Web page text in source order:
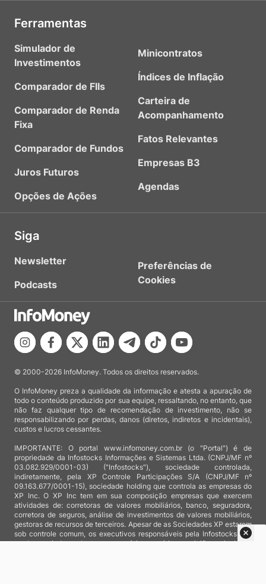
Ferramentas
Simulador de
Investimentos
Comparador de FIIs
Comparador de Renda
Fixa
Comparador de Fundos
Juros Futuros
Opções de Ações
Minicontratos
Índices de Inflação
Carteira de
Acompanhamento
Fatos Relevantes
Empresas B3
Agendas
Siga
Newsletter
Podcasts
Preferências de
Cookies
© 2000-2026 InfoMoney. Todos os direitos reservados.
O InfoMoney preza a qualidade da informação e atesta a apuração de
todo o conteúdo produzido por sua equipe, ressaltando, no entanto, que
não faz qualquer tipo de recomendação de investimento, não se
responsabilizando por perdas, danos (diretos, indiretos e incidentais),
custos e lucros cessantes.
IMPORTANTE: O portal www.infomoney.com.br (o "Portal") é de
propriedade da Infostocks Informações e Sistemas Ltda. (CNPJ/MF nº
03.082.929/0001-03) ("Infostocks"), sociedade controlada,
indiretamente, pela XP Controle Participações S/A (CNPJ/MF nº
09.163.677/0001-15), sociedade holding que controla as empresas do
XP Inc. O XP Inc tem em sua composição empresas que exercem
atividades de: corretoras de valores mobiliários, banco, seguradora,
corretora de seguros, análise de investimentos de valores mobiliários,
gestoras de recursos de terceiros. Apesar de as Sociedades XP estarem
sob controle comum, os executivos responsáveis pela Infostocks são
totalmente independentes e as notícias, matérias e opiniões veiculadas